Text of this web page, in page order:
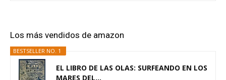
Los más vendidos de amazon
BESTSELLER NO. 1
EL LIBRO DE LAS OLAS: SURFEANDO EN LOS
MARES DEL...